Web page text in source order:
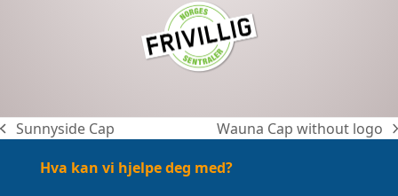
previous
Sunnyside Cap
next
post:
Wauna Cap without logo
Hva kan vi hjelpe deg med?